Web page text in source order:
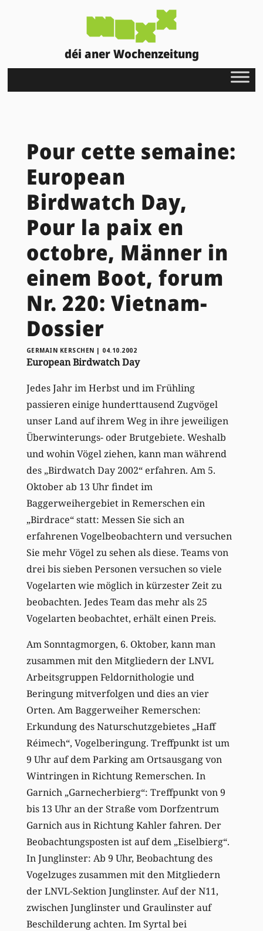
déi aner Wochenzeitung
Pour cette semaine:
European
Birdwatch Day,
Pour la paix en
octobre, Männer in
einem Boot, forum
Nr. 220: Vietnam-
Dossier
GERMAIN KERSCHEN | 04.10.2002
European Birdwatch Day
Jedes Jahr im Herbst und im Frühling
passieren einige hunderttausend Zugvögel
unser Land auf ihrem Weg in ihre jeweiligen
Überwinterungs- oder Brutgebiete. Weshalb
und wohin Vögel ziehen, kann man während
des „Birdwatch Day 2002“ erfahren. Am 5.
Oktober ab 13 Uhr findet im
Baggerweihergebiet in Remerschen ein
„Birdrace“ statt: Messen Sie sich an
erfahrenen Vogelbeobachtern und versuchen
Sie mehr Vögel zu sehen als diese. Teams von
drei bis sieben Personen versuchen so viele
Vogelarten wie möglich in kürzester Zeit zu
beobachten. Jedes Team das mehr als 25
Vogelarten beobachtet, erhält einen Preis.
Am Sonntagmorgen, 6. Oktober, kann man
zusammen mit den Mitgliedern der LNVL
Arbeitsgruppen Feldornithologie und
Beringung mitverfolgen und dies an vier
Orten. Am Baggerweiher Remerschen:
Erkundung des Naturschutzgebietes „Haff
Réimech“, Vogelberingung. Treffpunkt ist um
9 Uhr auf dem Parking am Ortsausgang von
Wintringen in Richtung Remerschen. In
Garnich „Garnecherbierg“: Treffpunkt von 9
bis 13 Uhr an der Straße vom Dorfzentrum
Garnich aus in Richtung Kahler fahren. Der
Beobachtungsposten ist auf dem „Eiselbierg“.
In Junglinster: Ab 9 Uhr, Beobachtung des
Vogelzuges zusammen mit den Mitgliedern
der LNVL-Sektion Junglinster. Auf der N11,
zwischen Junglinster und Graulinster auf
Beschilderung achten. Im Syrtal bei